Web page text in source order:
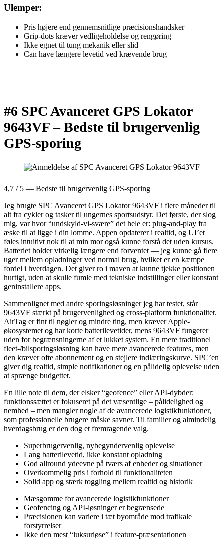
Ulemper:
Pris højere end gennemsnitlige præcisionshandsker
Grip-dots kræver vedligeholdelse og rengøring
Ikke egnet til tung mekanik eller slid
Can have længere levetid ved krævende brug
#6 SPC Avanceret GPS Lokator
9643VF –Bedste til brugervenlig
GPS-sporing
4,7 / 5 — Bedste til brugervenlig GPS-sporing
Jeg brugte SPC Avanceret GPS Lokator 9643VF i flere måneder til
alt fra cykler og tasker til ungernes sportsudstyr. Det første, der slog
mig, var hvor “undskyld-vi-svære” det hele er: plug-and-play fra
æske til at ligge i din lomme. Appen opdaterer i realtid, og UI’et
føles intuitivt nok til at min mor også kunne forstå det uden kursus.
Batteriet holder virkelig længere end forventet — jeg kunne gå flere
uger mellem opladninger ved normal brug, hvilket er en kæmpe
fordel i hverdagen. Det giver ro i maven at kunne tjekke positionen
hurtigt, uden at skulle fumle med tekniske indstillinger eller konstant
geninstallere apps.
Sammenlignet med andre sporingsløsninger jeg har testet, står
9643VF stærkt på brugervenlighed og cross-platform funktionalitet.
AirTag er fint til nøgler og mindre ting, men kræver Apple-
økosystemet og har korte batterilevetider, mens 9643VF fungerer
uden for begrænsningerne af et lukket system. En mere traditionel
fleet-/bilsporingsløsning kan have mere avancerede features, men
den kræver ofte abonnement og en stejlere indlæringskurve. SPC’en
giver dig realtid, simple notifikationer og en pålidelig oplevelse uden
at sprænge budgettet.
En lille note til dem, der elsker “geofence” eller API-dybder:
funktionssættet er fokuseret på det væsentlige – pålidelighed og
nemhed – men mangler nogle af de avancerede logistikfunktioner,
som professionelle brugere måske savner. Til familier og almindelig
hverdagsbrug er den dog et fremragende valg.
Superbrugervenlig, nybegyndervenlig oplevelse
Lang batterilevetid, ikke konstant opladning
God allround ydeevne på tværs af enheder og situationer
Overkommelig pris i forhold til funktionaliteten
Solid app og stærk toggling mellem realtid og historik
Mæsgomme for avancerede logistikfunktioner
Geofencing og API-løsninger er begrænsede
Præcisionen kan variere i tæt byområde mod trafikale
forstyrrelser
Ikke den mest “luksuriøse” i feature-præsentationen